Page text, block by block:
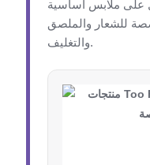
على ملابس أساسية
للشعار والملصق
والتغليف.